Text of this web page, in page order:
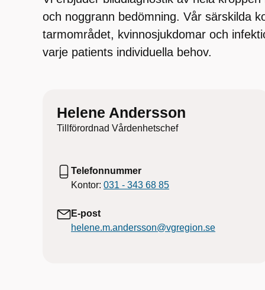
och noggrann bedömning. Vår särskilda
tarmområdet, kvinnosjukdomar och
varje patients individuella behov.
Helene Andersson
Tillförordnad Vårdenhetschef
Telefonnummer
Kontor: 031 - 343 68 85
E-post
helene.m.andersson@vgregion.se